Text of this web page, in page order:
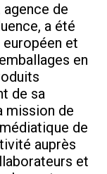
de
a été
et
en
de sa
mission de
de
auprès
et